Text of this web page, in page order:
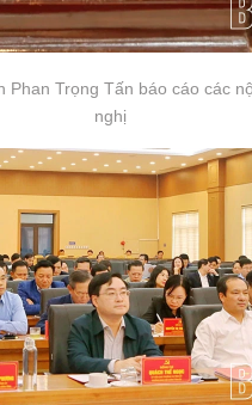
Trọng Tấn báo cáo các
nghị